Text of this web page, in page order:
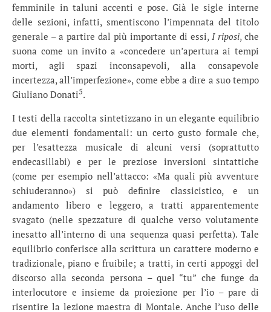
femminile in taluni accenti e pose. Già le sigle interne
delle sezioni, infatti, smentiscono l’impennata del titolo
generale – a partire dal più importante di essi, I riposi, che
suona come un invito a «concedere un’apertura ai tempi
morti, agli spazi inconsapevoli, alla consapevole
incertezza, all’imperfezione», come ebbe a dire a suo tempo
Giuliano Donati5.
I testi della raccolta sintetizzano in un elegante equilibrio
due elementi fondamentali: un certo gusto formale che,
per l’esattezza musicale di alcuni versi (soprattutto
endecasillabi) e per le preziose inversioni sintattiche
(come per esempio nell’attacco: «Ma quali più avventure
schiuderanno») si può definire classicistico, e un
andamento libero e leggero, a tratti apparentemente
svagato (nelle spezzature di qualche verso volutamente
inesatto all’interno di una sequenza quasi perfetta). Tale
equilibrio conferisce alla scrittura un carattere moderno e
tradizionale, piano e fruibile; a tratti, in certi appoggi del
discorso alla seconda persona – quel “tu” che funge da
interlocutore e insieme da proiezione per l’io – pare di
risentire la lezione maestra di Montale. Anche l’uso delle